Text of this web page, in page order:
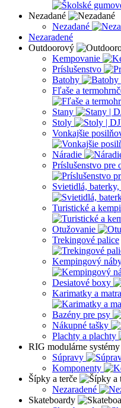
Nezadané
Nezadané
Nezaradené
Outdoorový
Kempovanie
Príslušenstvo
Batohy
Fľaše a
Stany
Stoly
Vonkajšie
Náradie
Príslušenstvo pre
Svietidlá,
Turistické a
Otužovanie
Trekingové palice
Kempingový
Desiatové boxy
Karimatky a
Bazény pre psy
Nákupné tašky
Plachty a plachty
RIG modulárne systémy
Súpravy
Komponenty
Šípky a terče
Nezaradené
Skateboardy